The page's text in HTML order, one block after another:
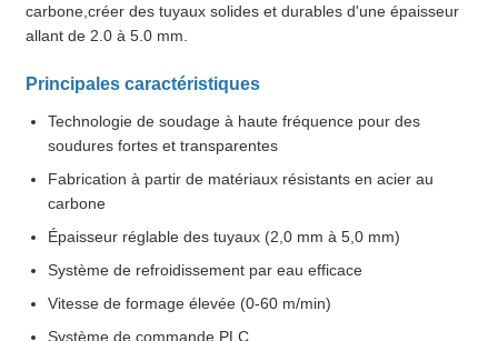
carbone,créer des tuyaux solides et durables d'une épaisseur
allant de 2.0 à 5.0 mm.
Principales caractéristiques
Technologie de soudage à haute fréquence pour des
soudures fortes et transparentes
Fabrication à partir de matériaux résistants en acier au
carbone
Épaisseur réglable des tuyaux (2,0 mm à 5,0 mm)
Système de refroidissement par eau efficace
Vitesse de formage élevée (0-60 m/min)
Système de commande PLC